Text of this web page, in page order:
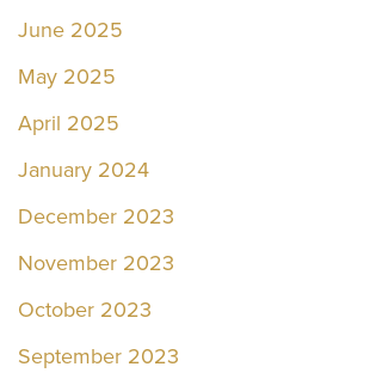
June 2025
May 2025
April 2025
January 2024
December 2023
November 2023
October 2023
September 2023